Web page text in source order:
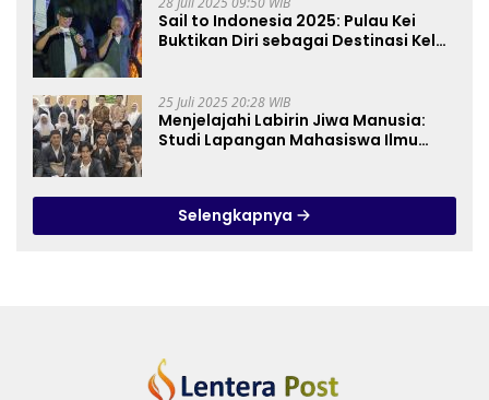
Sail to Indonesia 2025: Pulau Kei
Buktikan Diri sebagai Destinasi Kelas
25 Juli 2025 20:28 WIB
Menjelajahi Labirin Jiwa Manusia:
Studi Lapangan Mahasiswa Ilmu
Selengkapnya